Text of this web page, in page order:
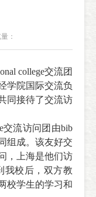
：
college交流团
学院国际交流负
同接待了交流访
交流访问团由bib
组成。该友好交
，上海是他们访
我校后，双方教
校学生的学习和